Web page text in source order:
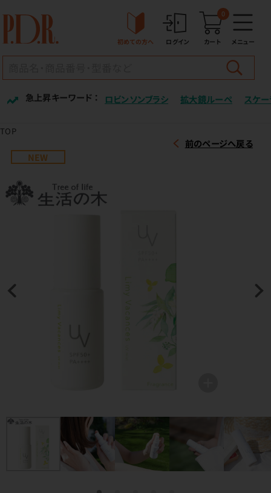
初めての方へ ログイン カート
0
メニュー
急上昇キーワード ： ロビンソンブラシ 拡大鏡ルーペ スケ
TOP
前のページへ戻る
NEW